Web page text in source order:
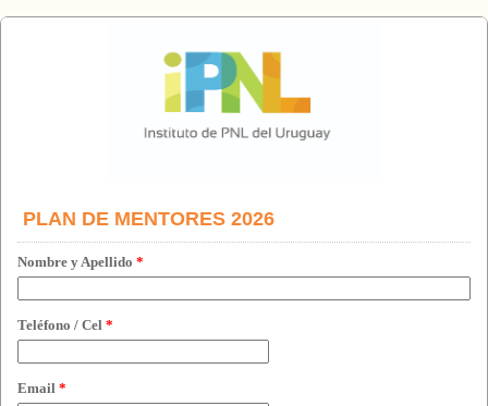
PLAN DE MENTORES 2026
Nombre y Apellido *
Teléfono / Cel *
Email *